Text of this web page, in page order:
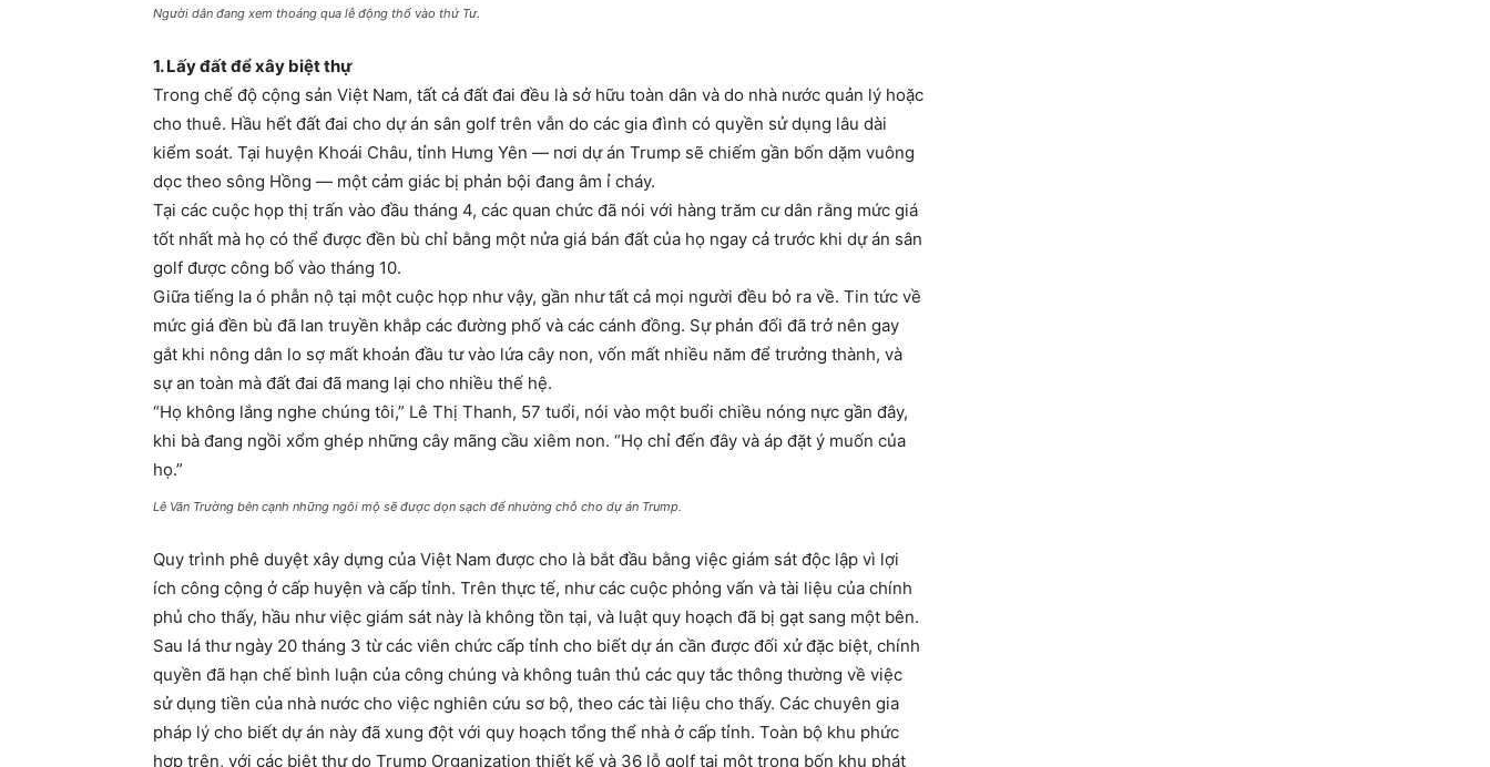
Người dân đang xem thoáng qua lễ động thổ vào thứ Tư.
1. Lấy đất để xây biệt thự
Trong chế độ cộng sản Việt Nam, tất cả đất đai đều là sở hữu toàn dân và do nhà nước quản lý hoặc
cho thuê. Hầu hết đất đai cho dự án sân golf trên vẫn do các gia đình có quyền sử dụng lâu dài
kiểm soát. Tại huyện Khoái Châu, tỉnh Hưng Yên — nơi dự án Trump sẽ chiếm gần bốn dặm vuông
dọc theo sông Hồng — một cảm giác bị phản bội đang âm ỉ cháy.
Tại các cuộc họp thị trấn vào đầu tháng 4, các quan chức đã nói với hàng trăm cư dân rằng mức giá
tốt nhất mà họ có thể được đền bù chỉ bằng một nửa giá bán đất của họ ngay cả trước khi dự án sân
golf được công bố vào tháng 10.
Giữa tiếng la ó phẫn nộ tại một cuộc họp như vậy, gần như tất cả mọi người đều bỏ ra về. Tin tức về
mức giá đền bù đã lan truyền khắp các đường phố và các cánh đồng. Sự phản đối đã trở nên gay
gắt khi nông dân lo sợ mất khoản đầu tư vào lứa cây non, vốn mất nhiều năm để trưởng thành, và
sự an toàn mà đất đai đã mang lại cho nhiều thế hệ.
“Họ không lắng nghe chúng tôi,” Lê Thị Thanh, 57 tuổi, nói vào một buổi chiều nóng nực gần đây,
khi bà đang ngồi xổm ghép những cây mãng cầu xiêm non. “Họ chỉ đến đây và áp đặt ý muốn của
họ.”
Lê Văn Trường bên cạnh những ngôi mộ sẽ được dọn sạch để nhường chỗ cho dự án Trump.
Quy trình phê duyệt xây dựng của Việt Nam được cho là bắt đầu bằng việc giám sát độc lập vì lợi
ích công cộng ở cấp huyện và cấp tỉnh. Trên thực tế, như các cuộc phỏng vấn và tài liệu của chính
phủ cho thấy, hầu như việc giám sát này là không tồn tại, và luật quy hoạch đã bị gạt sang một bên.
Sau lá thư ngày 20 tháng 3 từ các viên chức cấp tỉnh cho biết dự án cần được đối xử đặc biệt, chính
quyền đã hạn chế bình luận của công chúng và không tuân thủ các quy tắc thông thường về việc
sử dụng tiền của nhà nước cho việc nghiên cứu sơ bộ, theo các tài liệu cho thấy. Các chuyên gia
pháp lý cho biết dự án này đã xung đột với quy hoạch tổng thể nhà ở cấp tỉnh. Toàn bộ khu phức
hợp trên, với các biệt thự do Trump Organization thiết kế và 36 lỗ golf tại một trong bốn khu phát